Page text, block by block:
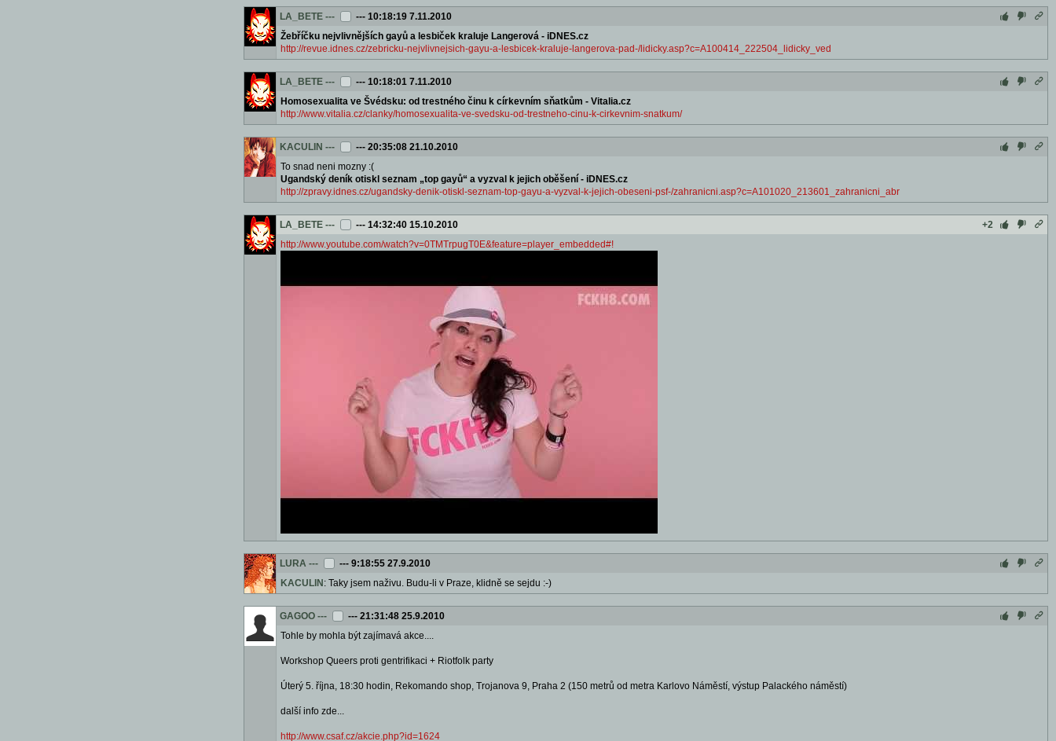
LA_BETE --- --- 10:18:19 7.11.2010
Žebříčku nejvlivnějších gayů a lesbiček kraluje Langerová - iDNES.cz
http://revue.idnes.cz/zebricku-nejvlivnejsich-gayu-a-lesbicek-kraluje-langerova-pad-/lidicky.asp?c=A100414_222504_lidicky_ved
LA_BETE --- --- 10:18:01 7.11.2010
Homosexualita ve Švédsku: od trestného činu k církevním sňatkům - Vitalia.cz
http://www.vitalia.cz/clanky/homosexualita-ve-svedsku-od-trestneho-cinu-k-cirkevnim-snatkum/
KACULIN --- --- 20:35:08 21.10.2010
To snad neni mozny :(
Ugandský deník otiskl seznam „top gayů“ a vyzval k jejich oběšení - iDNES.cz
http://zpravy.idnes.cz/ugandsky-denik-otiskl-seznam-top-gayu-a-vyzval-k-jejich-obeseni-psf-/zahranicni.asp?c=A101020_213601_zahranicni_abr
LA_BETE --- --- 14:32:40 15.10.2010
+2
http://www.youtube.com/watch?v=0TMTrpugT0E&feature=player_embedded#!
LURA --- --- 9:18:55 27.9.2010
KACULIN : Taky jsem naživu. Budu-li v Praze, klidně se sejdu :-)
GAGOO --- --- 21:31:48 25.9.2010
Tohle by mohla být zajímavá akce....
Workshop Queers proti gentrifikaci + Riotfolk party
Úterý 5. října, 18:30 hodin, Rekomando shop, Trojanova 9, Praha 2 (150 metrů od metra Karlovo Náměstí, výstup Palackého náměstí)
další info zde...
http://www.csaf.cz/akcie.php?id=1624